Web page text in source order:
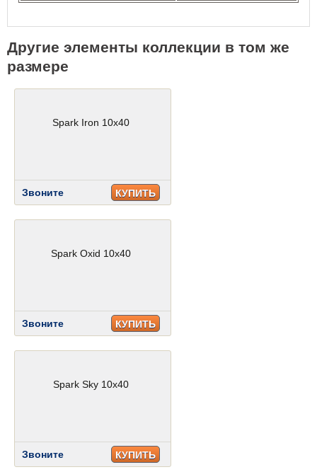
Другие элементы коллекции в том же
размере
Spark Iron 10x40
Звоните КУПИТЬ
Spark Oxid 10x40
Звоните КУПИТЬ
Spark Sky 10x40
Звоните КУПИТЬ